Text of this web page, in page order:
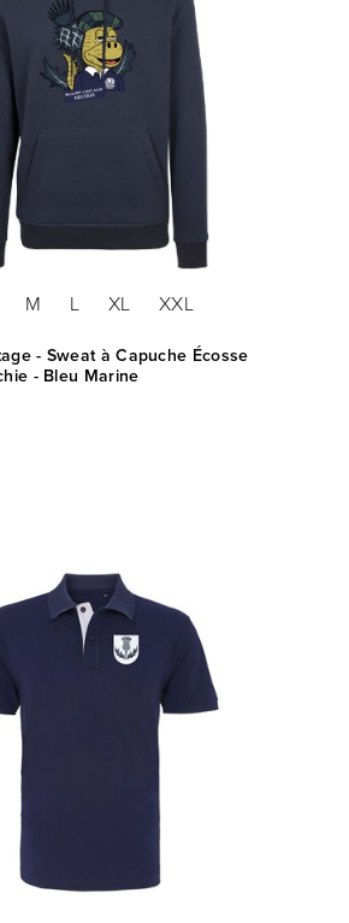
M L XL XXL
- Sweat à Capuche Écosse
- Bleu Marine